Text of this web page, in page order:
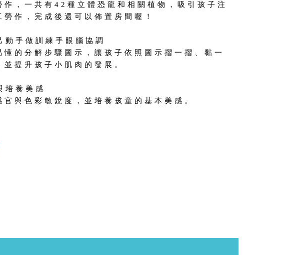
，一共有42種立體恐龍和相關植物，吸引孩子注
作，完成後還可以佈置房間喔！
手做訓練手眼腦協調
的分解步驟圖示，讓孩子依照圖示摺一摺、黏一
提升孩子小肌肉的發展。
培養美感
與色彩敏銳度，並培養孩童的基本美感。